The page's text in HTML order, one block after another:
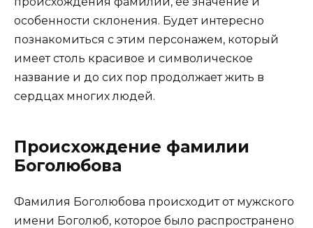
особенности склонения. Будет интересно
познакомиться с этим персонажем, который
имеет столь красивое и символическое
название и до сих пор продолжает жить в
сердцах многих людей.
Происхождение фамилии
Боголюбова
Фамилия Боголюбова происходит от мужского
имени Боголюб, которое было распространено